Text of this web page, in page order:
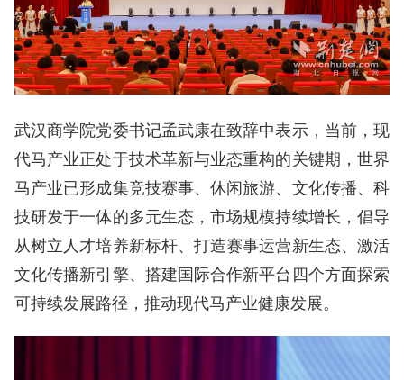
武汉商学院党委书记孟武康在致辞中表示，当前，现
代马产业正处于技术革新与业态重构的关键期，世界
马产业已形成集竞技赛事、休闲旅游、文化传播、科
技研发于一体的多元生态，市场规模持续增长，倡导
从树立人才培养新标杆、打造赛事运营新生态、激活
文化传播新引擎、搭建国际合作新平台四个方面探索
可持续发展路径，推动现代马产业健康发展。